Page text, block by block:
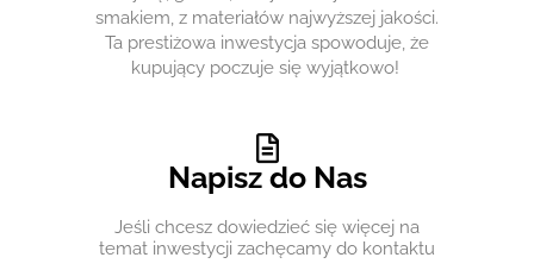
smakiem, z materiałów najwyższej jakości.
Ta prestiżowa inwestycja spowoduje, że
kupujący poczuje się wyjątkowo! ​
Napisz do Nas
Jeśli chcesz dowiedzieć się więcej na
temat inwestycji zachęcamy do kontaktu